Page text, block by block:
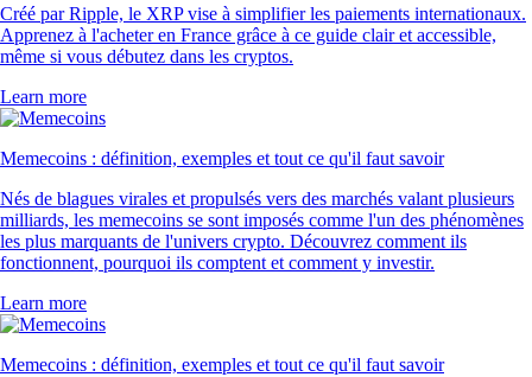
Créé par Ripple, le XRP vise à simplifier les paiements internationaux.
Apprenez à l'acheter en France grâce à ce guide clair et accessible,
même si vous débutez dans les cryptos.
Learn more
Memecoins : définition, exemples et tout ce qu'il faut savoir
Nés de blagues virales et propulsés vers des marchés valant plusieurs
milliards, les memecoins se sont imposés comme l'un des phénomènes
les plus marquants de l'univers crypto. Découvrez comment ils
fonctionnent, pourquoi ils comptent et comment y investir.
Learn more
Memecoins : définition, exemples et tout ce qu'il faut savoir